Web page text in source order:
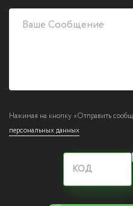
Нажимая на кнопку «Отправить
персональных данных